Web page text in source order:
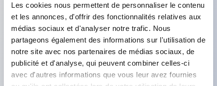
Les cookies nous permettent de personnaliser le contenu
et les annonces, d'offrir des fonctionnalités relatives aux
médias sociaux et d'analyser notre trafic. Nous
partageons également des informations sur l'utilisation de
notre site avec nos partenaires de médias sociaux, de
publicité et d'analyse, qui peuvent combiner celles-ci
avec d'autres informations que vous leur avez fournies
contact à 11 étages), 59,9 mm (*bloc de contact à
22 étages). Conception peu encombrante
possible.
Structure de sécurité de 3e génération :
déclenchement à 2 actions, garde intégrée,
structure de protection des doigts IP20.